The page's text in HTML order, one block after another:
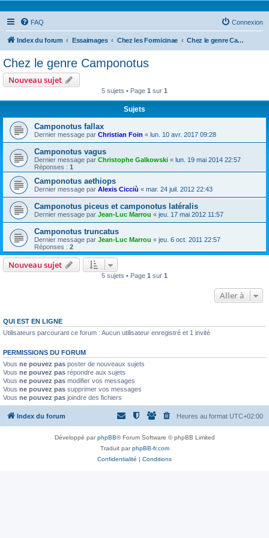
FAQ Connexion
Index du forum Essaimages Chez les Formicinae Chez le genre Camponotus
Chez le genre Camponotus
Nouveau sujet
5 sujets • Page 1 sur 1
Sujets
Camponotus fallax
Dernier message par Christian Foin « lun. 10 avr. 2017 09:28
Camponotus vagus
Dernier message par Christophe Galkowski « lun. 19 mai 2014 22:57
Réponses : 1
Camponotus aethiops
Dernier message par Alexis Cicciù « mar. 24 juil. 2012 22:43
Camponotus piceus et camponotus latéralis
Dernier message par Jean-Luc Marrou « jeu. 17 mai 2012 11:57
Camponotus truncatus
Dernier message par Jean-Luc Marrou « jeu. 6 oct. 2011 22:57
Réponses : 2
Nouveau sujet
5 sujets • Page 1 sur 1
Aller à
QUI EST EN LIGNE
Utilisateurs parcourant ce forum : Aucun utilisateur enregistré et 1 invité
PERMISSIONS DU FORUM
Vous ne pouvez pas poster de nouveaux sujets
Vous ne pouvez pas répondre aux sujets
Vous ne pouvez pas modifier vos messages
Vous ne pouvez pas supprimer vos messages
Vous ne pouvez pas joindre des fichiers
Index du forum Heures au format UTC+02:00
Développé parphpBB® Forum Software © phpBB Limited
Traduit parphpBB-fr.com
Confidentialité | Conditions